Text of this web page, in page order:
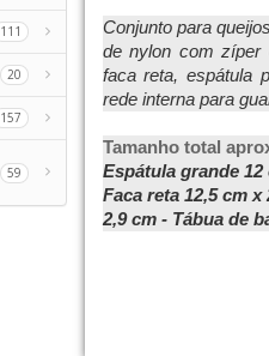
111
20
157
59
Conjunto para
de nylon com zíper
faca reta, espátula
rede interna para
Tamanho total
Espátula grande 12
Faca reta 12,5 cm
2,9 cm - Tábua de